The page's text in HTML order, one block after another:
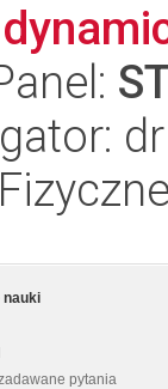
nauki
pytania